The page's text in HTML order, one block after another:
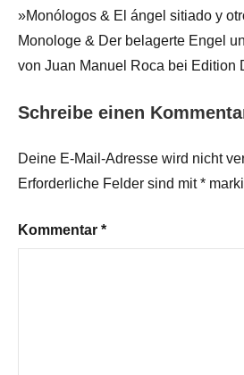
»Monólogos & El ángel sitiado y
Monologe & Der belagerte Engel
von Juan Manuel Roca bei Edition
Schreibe einen
Deine E-Mail-Adresse wird nicht
Erforderliche Felder sind mit*
Kommentar *